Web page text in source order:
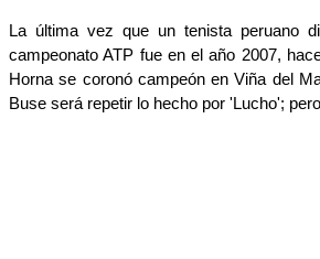
La última vez que un tenista peruano
campeonato ATP fue en el año 2007,
Horna se coronó campeón en Viña del
Buse será repetir lo hecho por 'Lucho';